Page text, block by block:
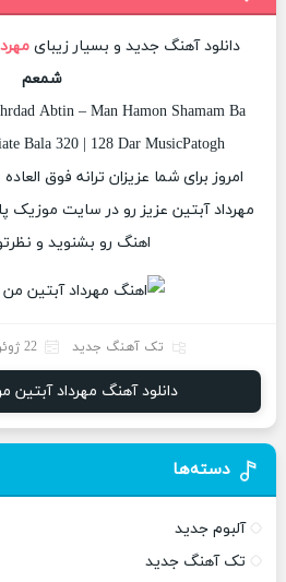
دانلود آهنگ جدید و بسیار زیبای
شمعم
Abtin – Man Hamon Shamam Ba
Bala 320 | 128 Dar MusicPatogh
امروز برای شما عزیزان ترانه فوق
مهرداد آبتین عزیز رو در سایت موزیک
اهنگ رو بشنوید و
تک آهنگ جدید 22 ژوئن 2021
دانلود آهنگ مهرداد
دسته‌ها
آلبوم جدید
تک آهنگ جدید